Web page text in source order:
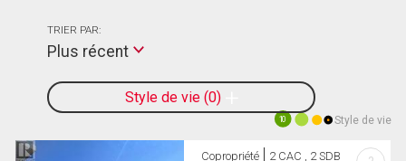
Style de vie 0
TRIER PAR:
Plus récent
10 Style de vie
Copropriété 2 CAC , 2 SDB